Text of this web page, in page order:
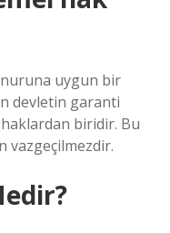
uygun bir
devletin garanti
biridir. Bu
vazgeçilmezdir.